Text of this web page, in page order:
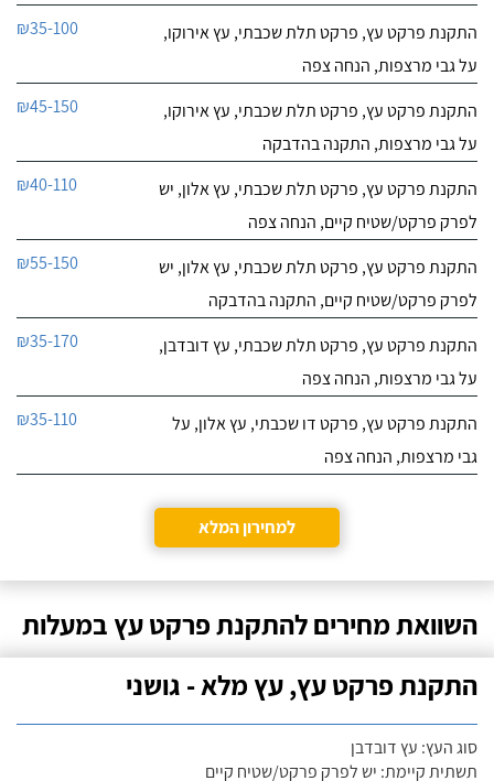
התקנת פרקט עץ, פרקט תלת שכבתי, עץ אירוקו,
על גבי מרצפות, הנחה צפה
₪35-100
התקנת פרקט עץ, פרקט תלת שכבתי, עץ אירוקו,
על גבי מרצפות, התקנה בהדבקה
₪45-150
התקנת פרקט עץ, פרקט תלת שכבתי, עץ אלון, יש
לפרק פרקט/שטיח קיים, הנחה צפה
₪40-110
התקנת פרקט עץ, פרקט תלת שכבתי, עץ אלון, יש
לפרק פרקט/שטיח קיים, התקנה בהדבקה
₪55-150
התקנת פרקט עץ, פרקט תלת שכבתי, עץ דובדבן,
על גבי מרצפות, הנחה צפה
₪35-170
התקנת פרקט עץ, פרקט דו שכבתי, עץ אלון, על
גבי מרצפות, הנחה צפה
₪35-110
למחירון המלא
השוואת מחירים להתקנת פרקט עץ במעלות
התקנת פרקט עץ, עץ מלא - גושני
סוג העץ: עץ דובדבן
תשתית קיימת: יש לפרק פרקט/שטיח קיים